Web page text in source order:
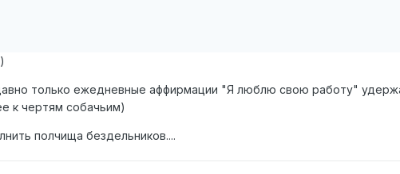
только ежедневные аффирмации "Я люблю свою работу"
к чертям собачьим)
полчища бездельников....